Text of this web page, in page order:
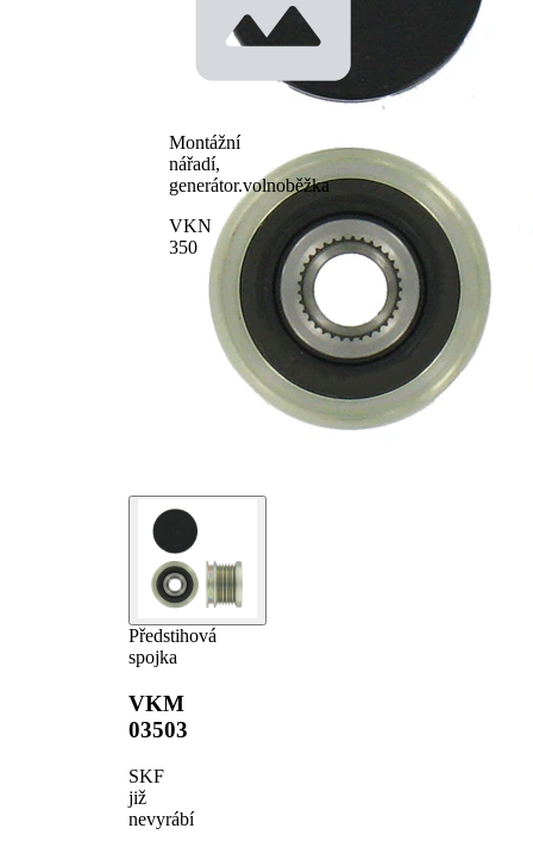
Předstihová
spojka
VKM
03503
SKF
již
nevyrábí
výrobek/info
Pro montáž
je nutné
nářadí
Montážní
nářadí,
generátor.volnoběžka
VKN
350